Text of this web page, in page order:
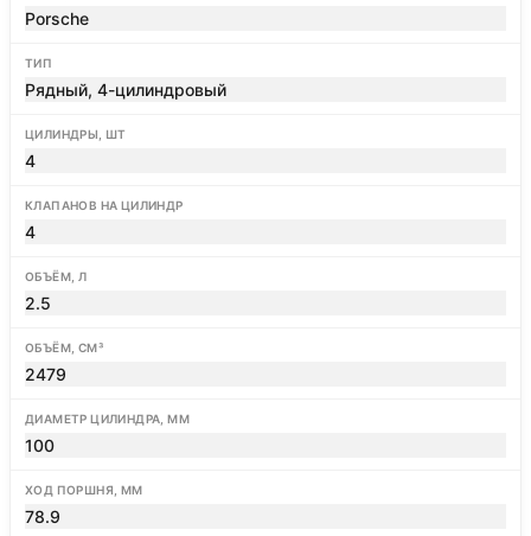
Porsche
ТИП
Рядный, 4-цилиндровый
ЦИЛИНДРЫ, ШТ
4
КЛАПАНОВ НА ЦИЛИНДР
4
ОБЪЁМ, Л
2.5
ОБЪЁМ, СМ³
2479
ДИАМЕТР ЦИЛИНДРА, ММ
100
ХОД ПОРШНЯ, ММ
78.9